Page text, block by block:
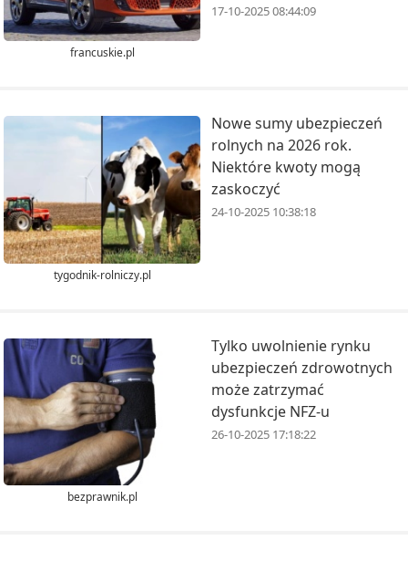
francuskie.pl
17-10-2025 08:44:09
tygodnik-rolniczy.pl
Nowe sumy ubezpieczeń
rolnych na 2026 rok.
Niektóre kwoty mogą
zaskoczyć
24-10-2025 10:38:18
bezprawnik.pl
Tylko uwolnienie rynku
ubezpieczeń zdrowotnych
może zatrzymać
dysfunkcje NFZ-u
26-10-2025 17:18:22